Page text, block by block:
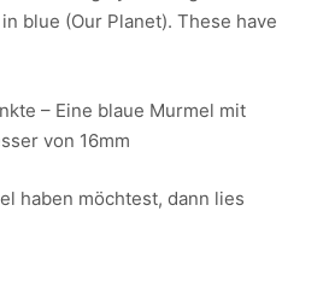
blue (Our Planet). These have
– Eine blaue Murmel mit
von 16mm
haben möchtest, dann lies